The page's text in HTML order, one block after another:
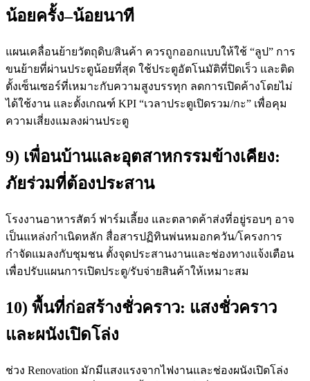
น้อยครั้ง–น้อยนาที
แผนเคลื่อนย้ายวัตถุดิบ/สินค้า ควรถูกออกแบบให้ใช้ “ลูป” การ
ขนย้ายที่ผ่านประตูน้อยที่สุด ใช้ประตูอัตโนมัติที่ปิดเร็ว และติด
ตั้งเซ็นเซอร์ที่เหมาะกับความสูงบรรทุก ลดการเปิดค้างโดยไม่
ได้ใช้งาน และตั้งเกณฑ์ KPI “เวลาประตูเปิดรวม/กะ” เพื่อคุม
ความเสี่ยงแมลงผ่านประตู
9) เพื่อนบ้านและอุตสาหกรรมข้างเคียง:
ภัยร่วมที่ต้องประสาน
โรงงานอาหารสัตว์ ฟาร์มเลี้ยง และตลาดค้าส่งที่อยู่รอบๆ อาจ
เป็นแหล่งกำเนิดหลัก สื่อสารปฏิทินพ่นหมอกควัน/โครงการ
กำจัดแมลงกับชุมชน ตั้งจุดประสานงานและช่องทางแจ้งเตือน
เพื่อปรับแผนการเปิดประตู/รับจ่ายสินค้าให้เหมาะสม
10) พื้นที่ก่อสร้างชั่วคราว: แสงชั่วคราว
และผนังเปิดโล่ง
ช่วง Renovation มักมีแสงแรงจากไฟงานและช่องผนังเปิดโล่ง